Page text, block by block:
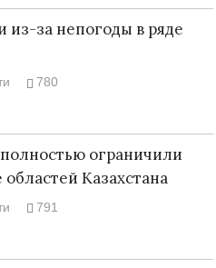
за непогоды в ряде
780
ограничили
Казахстана
791